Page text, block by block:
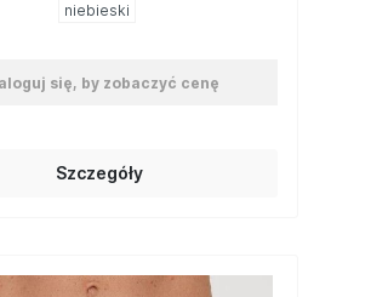
niebieski
się, by zobaczyć cenę
Szczegóły